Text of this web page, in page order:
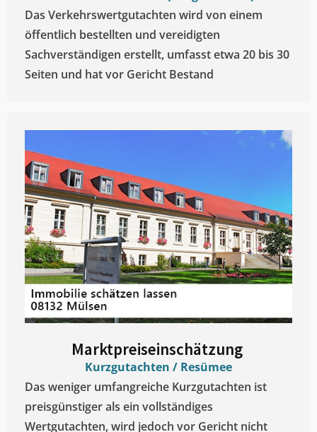
Das Verkehrswertgutachten wird von einem
öffentlich bestellten und vereidigten
Sachverständigen erstellt, umfasst etwa 20 bis 30
Seiten und hat vor Gericht Bestand
Marktpreiseinschätzung ​
Kurzgutachten / Resümee
Das weniger umfangreiche Kurzgutachten ist
preisgünstiger als ein vollständiges
Wertgutachten, wird jedoch vor Gericht nicht